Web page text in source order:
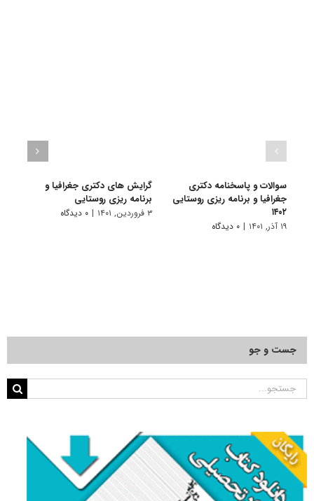
سوالات و پاسخنامه دکتری
جغرافیا و برنامه ریزی روستایی
۱۴۰۲
۱۹ آذر, ۱۴۰۱ | ۰ دیدگاه
گرایش های دکتری ﺟﻐﺮاﻓﻴﺎ و
برنامه ریزی روﺳﺘﺎیی
۳ فروردین, ۱۴۰۱ | ۰ دیدگاه
جست و جو
جستجو